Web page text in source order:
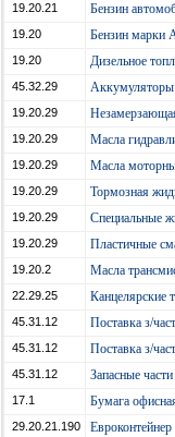
19.20.21 Бензин
19.20 Бензин марки
19.20 Дизельное
45.32.29
19.20.29
19.20.29 Масла
19.20.29 Масла
19.20.29 Тормозная
19.20.29 Специальные
19.20.29 Пластичные
19.20.2 Масла
22.29.25 Канцелярские
45.31.12 Поставка з/
45.31.12 Поставка з/
45.31.12 Запасные
17.1 Бумага
29.20.21.190